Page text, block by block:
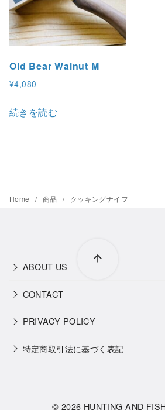
Old Bear Walnut M
¥4,080
続きを読む
Home 商品 クッキングナイフ
ABOUT US
CONTACT
PRIVACY POLICY
特定商取引法に基づく表記
© 2026 HUNTING AND